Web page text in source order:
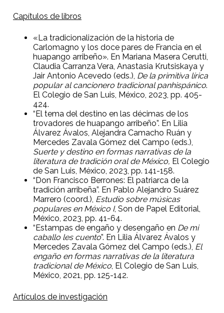
Capítulos de libros
«La tradicionalización de la historia de
Carlomagno y los doce pares de Francia en el
huapango arribeño». En Mariana Masera Cerutti,
Claudia Carranza Vera, Anastasia Krutsiskaya y
Jair Antonio Acevedo (eds.), De la primitiva lírica
popular al cancionero tradicional panhispánico.
El Colegio de San Luis, México, 2023, pp. 405-
424.
“El tema del destino en las décimas de los
trovadores de huapango arribeño”. En Lilia
Álvarez Ávalos, Alejandra Camacho Ruán y
Mercedes Zavala Gómez del Campo (eds.),
Suerte y destino en formas narrativas de la
literatura de tradición oral de México, El Colegio
de San Luis, México, 2023, pp. 141-158.
“Don Francisco Berrones: El patriarca de la
tradición arribeña”. En Pablo Alejandro Suárez
Marrero (coord.), Estudio sobre músicas
populares en México I, Son de Papel Editorial,
México, 2023, pp. 41-64.
“Estampas de engaño y desengaño en De mi
caballo les cuento”. En Lilia Álvarez Ávalos y
Mercedes Zavala Gómez del Campo (eds.), El
engaño en formas narrativas de la literatura
tradicional de México, El Colegio de San Luis,
México, 2021, pp. 125-142.
Artículos de investigación